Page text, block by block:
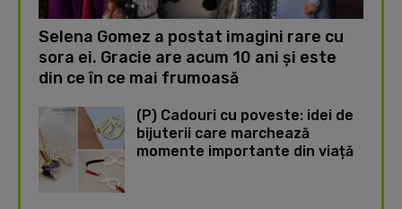
Selena Gomez a postat imagini rare cu
sora ei. Gracie are acum 10 ani și este
din ce în ce mai frumoasă
(P) Cadouri cu poveste: idei de
bijuterii care marchează
momente importante din viață